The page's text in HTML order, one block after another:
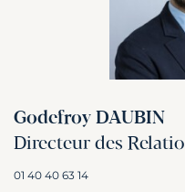
Godefroy DAUBIN
Directeur des
01 40 40 63 14